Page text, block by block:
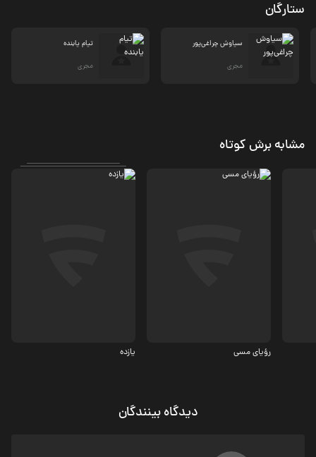
ستارگان
سیاوش چراغی‌پور
مجری
تیام یابنده
مجری
مشابه برش کوتاه
رؤیای مسی یازده
دیدگاه بینندگان